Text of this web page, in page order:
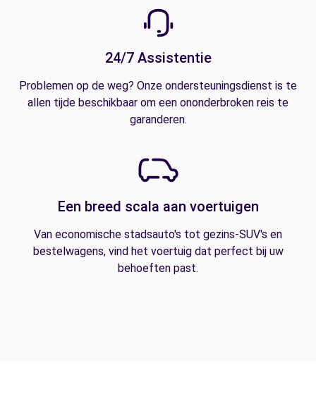
24/7 Assistentie
Problemen op de weg? Onze ondersteuningsdienst is te
allen tijde beschikbaar om een ononderbroken reis te
garanderen.
Een breed scala aan voertuigen
Van economische stadsauto's tot gezins-SUV's en
bestelwagens, vind het voertuig dat perfect bij uw
behoeften past.